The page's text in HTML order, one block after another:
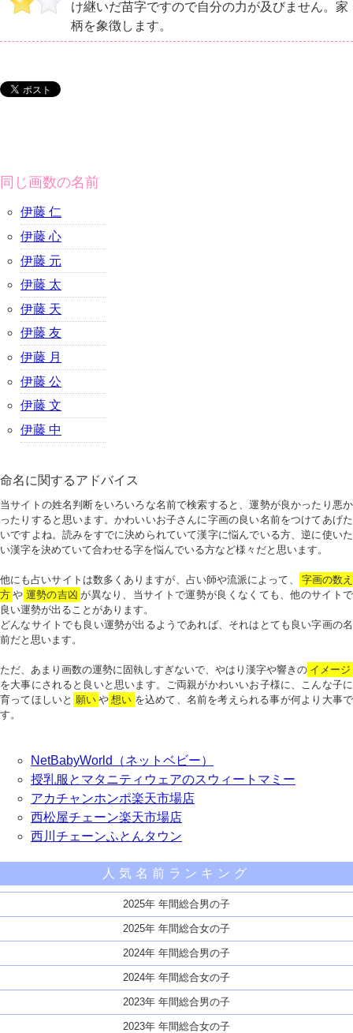
け継いだ苗字ですので自分の力が及びません。家
柄を象徴します。
同じ画数の名前
伊藤 仁
伊藤 心
伊藤 元
伊藤 太
伊藤 天
伊藤 友
伊藤 月
伊藤 公
伊藤 文
伊藤 中
命名に関するアドバイス
当サイトの姓名判断をいろいろな名前で検索すると、運勢が良かったり悪か
ったりすると思います。かわいいお子さんに字画の良い名前をつけてあげた
いですよね。読みをすでに決められていて漢字に悩んでいる方、逆に使いた
い漢字を決めていて合わせる字を悩んでいる方など様々だと思います。
他にも占いサイトは数多くありますが、占い師や流派によって、
字画の数え
方 や 運勢の吉凶 が異なり、当サイトで運勢が良くなくても、他のサイトで
良い運勢が出ることがあります。
どんなサイトでも良い運勢が出るようであれば、それはとても良い字画の名
前だと思います。
ただ、あまり画数の運勢に固執しすぎないで、やはり漢字や響きの イメージ
を大事にされると良いと思います。ご両親がかわいいお子様に、こんな子に
育ってほしいと 願い や 想い を込めて、名前を考えられる事が何より大事で
す。
NetBabyWorld（ネットベビー）
授乳服とマタニティウェアのスウィートマミー
アカチャンホンポ楽天市場店
西松屋チェーン楽天市場店
西川チェーンふとんタウン
人気名前ランキング
2025年 年間総合男の子
2025年 年間総合女の子
2024年 年間総合男の子
2024年 年間総合女の子
2023年 年間総合男の子
2023年 年間総合女の子